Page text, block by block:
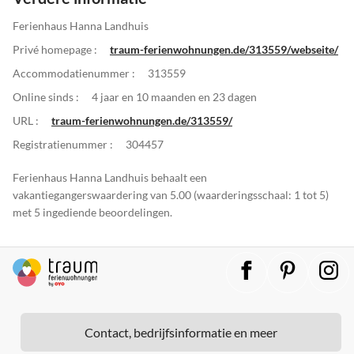
Ferienhaus Hanna Landhuis
Privé homepage :
traum-ferienwohnungen.de/313559/webseite/
Accommodatienummer :
313559
Online sinds :
4 jaar en 10 maanden en 23 dagen
URL :
traum-ferienwohnungen.de/313559/
Registratienummer :
304457
Ferienhaus Hanna Landhuis behaalt een
vakantiegangerswaardering van 5.00 (waarderingsschaal: 1 tot 5)
met 5 ingediende beoordelingen.
Contact, bedrijfsinformatie en meer